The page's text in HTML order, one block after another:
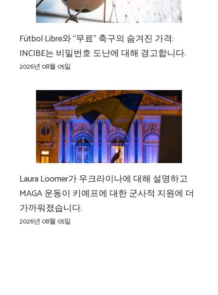
Fútbol Libre와 “무료” 축구의 숨겨진 가격:
INCIBE는 비밀번호 도난에 대해 경고합니다.
2026년 08월 05일
Laura Loomer가 우크라이나에 대해 설명하고
MAGA 운동이 키예프에 대한 군사적 지원에 더
가까워졌습니다.
2026년 08월 05일